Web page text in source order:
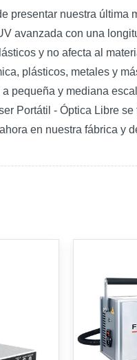
presentar nuestra última
avanzada con una
y no afecta al
plásticos, metales y
pequeña y mediana
Portátil - Óptica Libre se
en nuestra fábrica y